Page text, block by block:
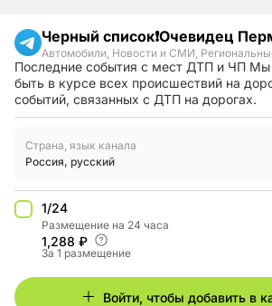
Черный список❗Очевидец
Автомобили, Новости и СМИ,
Последние события с мест ДТП и ЧП
быть в курсе всех происшествий на
событий, связанных с ДТП на дорогах.
Страна, язык канала
Россия, русский
1/24
Размещение на 24 часа
1,288 ₽
За 1 размещение
Войти, чтобы добавить в